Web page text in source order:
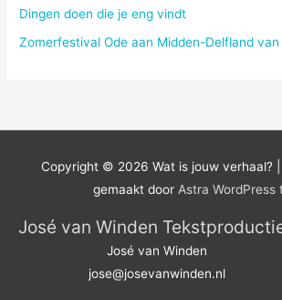
Dingen doen die je eng vindt
Zomerfestival Ode aan Midden-Delfland
Copyright © 2026 Wat is jouw verhaal?
gemaakt door Astra WordPress
José van Winden
José van Winden
jose@josevanwinden.nl